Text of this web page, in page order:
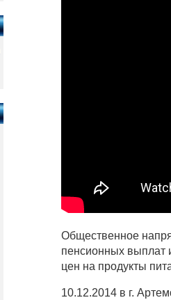
Общественное
пенсионных выплат
цен на продукты
10.12.2014 в г.